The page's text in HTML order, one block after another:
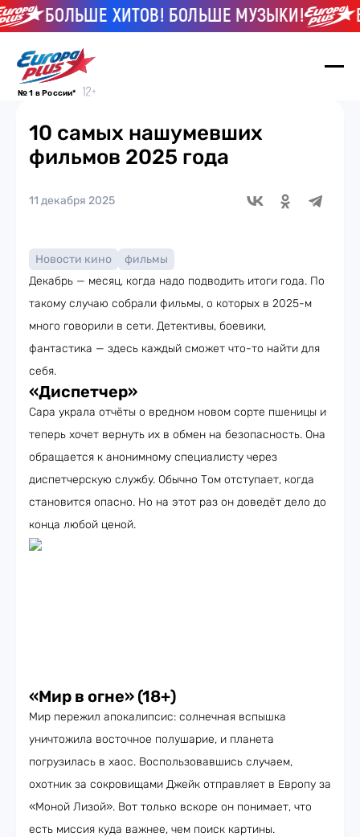
БОЛЬШЕ ХИТОВ! БОЛЬШЕ МУЗЫКИ!
№ 1 в России*
10 самых нашумевших
фильмов 2025 года
11 декабря 2025
Новости кино
фильмы
Декабрь — месяц, когда надо подводить итоги года. По
такому случаю собрали фильмы, о которых в 2025-м
много говорили в сети. Детективы, боевики,
фантастика — здесь каждый сможет что-то найти для
себя.
«Диспетчер»
Сара украла отчёты о вредном новом сорте пшеницы и
теперь хочет вернуть их в обмен на безопасность. Она
обращается к анонимному специалисту через
диспетчерскую службу. Обычно Том отступает, когда
становится опасно. Но на этот раз он доведёт дело до
конца любой ценой.
«Мир в огне» (18+)
Мир пережил апокалипсис: солнечная вспышка
уничтожила восточное полушарие, и планета
погрузилась в хаос. Воспользовавшись случаем,
охотник за сокровищами Джейк отправляет в Европу за
«Моной Лизой». Вот только вскоре он понимает, что
есть миссия куда важнее, чем поиск картины.